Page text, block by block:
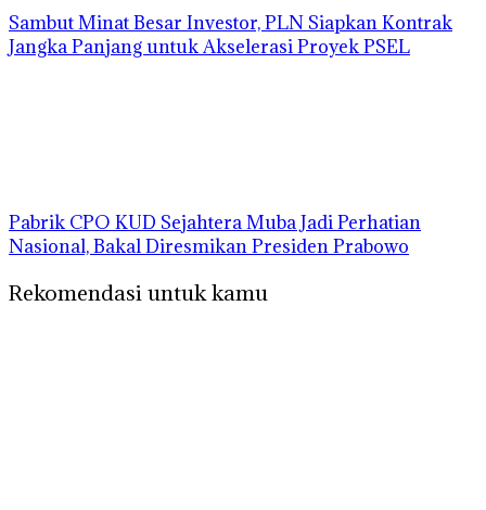
Sambut Minat Besar Investor, PLN Siapkan Kontrak
Jangka Panjang untuk Akselerasi Proyek PSEL
Pabrik CPO KUD Sejahtera Muba Jadi Perhatian
Nasional, Bakal Diresmikan Presiden Prabowo
Rekomendasi untuk kamu